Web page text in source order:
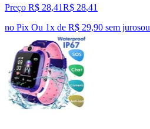
Preço R$ 28,41R$ 28,41
no Pix Ou 1x de R$ 29,90 sem jurosou